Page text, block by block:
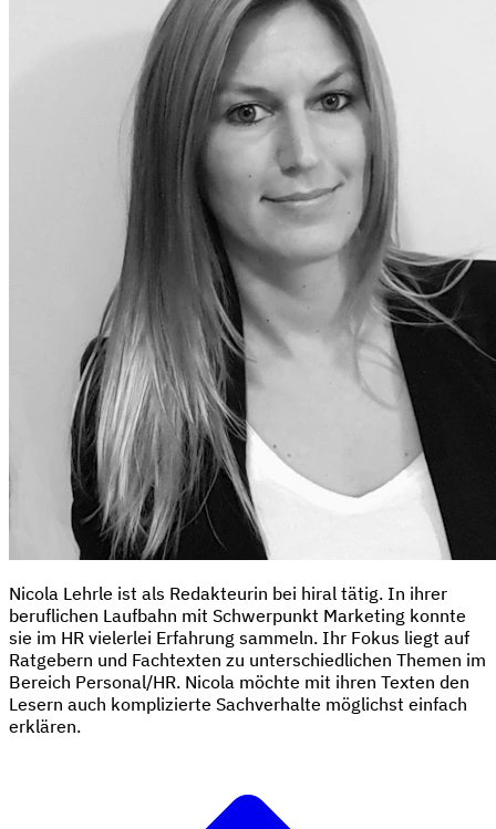
Nicola Lehrle ist als Redakteurin bei hiral tätig. In ihrer
beruflichen Laufbahn mit Schwerpunkt Marketing konnte
sie im HR vielerlei Erfahrung sammeln. Ihr Fokus liegt auf
Ratgebern und Fachtexten zu unterschiedlichen Themen im
Bereich Personal/HR. Nicola möchte mit ihren Texten den
Lesern auch komplizierte Sachverhalte möglichst einfach
erklären.